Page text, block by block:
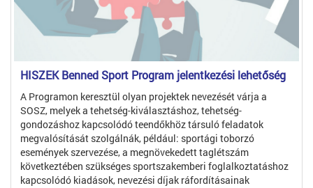
HISZEK Benned Sport Program jelentkezési lehetőség
A Programon keresztül olyan projektek nevezését várja a
SOSZ, melyek a tehetség-kiválasztáshoz, tehetség-
gondozáshoz kapcsolódó teendőkhöz társuló feladatok
megvalósítását szolgálnák, például: sportági toborzó
események szervezése, a megnövekedett taglétszám
következtében szükséges sportszakemberi foglalkoztatáshoz
kapcsolódó kiadások, nevezési díjak ráfordításainak